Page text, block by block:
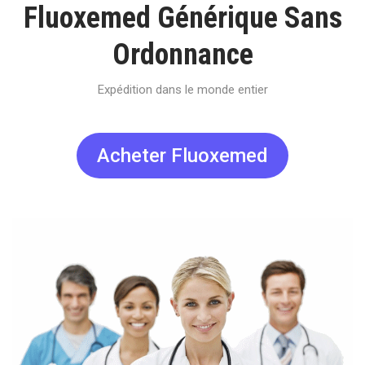
Fluoxemed Générique Sans
Ordonnance
Expédition dans le monde entier
Acheter Fluoxemed